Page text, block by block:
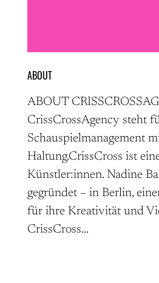
ABOUT
ABOUT
CrissCrossAgency steht
Schauspielmanagement
Haltung.CrissCross ist
Künstler:innen. Nadine
gegründet – in Berlin,
für ihre Kreativität und
CrissCross...